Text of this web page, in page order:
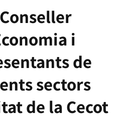
i
de
sectors
de la Cecot